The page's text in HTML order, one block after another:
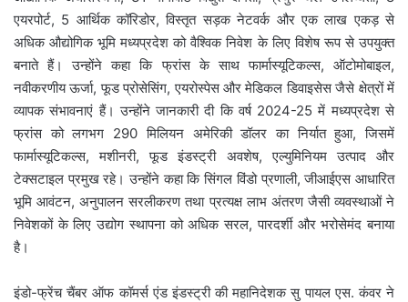
एयरपोर्ट, 5 आर्थिक कॉरिडोर, विस्तृत सड़क नेटवर्क और एक लाख एकड़ से
अधिक औद्योगिक भूमि मध्यप्रदेश को वैश्विक निवेश के लिए विशेष रूप से उपयुक्त
बनाते हैं। उन्होंने कहा कि फ्रांस के साथ फार्मास्यूटिकल्स, ऑटोमोबाइल,
नवीकरणीय ऊर्जा, फूड प्रोसेसिंग, एयरोस्पेस और मेडिकल डिवाइसेस जैसे क्षेत्रों में
व्यापक संभावनाएं हैं। उन्होंने जानकारी दी कि वर्ष 2024-25 में मध्यप्रदेश से
फ्रांस को लगभग 290 मिलियन अमेरिकी डॉलर का निर्यात हुआ, जिसमें
फार्मास्यूटिकल्स, मशीनरी, फूड इंडस्ट्री अवशेष, एल्युमिनियम उत्पाद और
टेक्सटाइल प्रमुख रहे। उन्होंने कहा कि सिंगल विंडो प्रणाली, जीआईएस आधारित
भूमि आवंटन, अनुपालन सरलीकरण तथा प्रत्यक्ष लाभ अंतरण जैसी व्यवस्थाओं ने
निवेशकों के लिए उद्योग स्थापना को अधिक सरल, पारदर्शी और भरोसेमंद बनाया
है।
इंडो-फ्रेंच चैंबर ऑफ कॉमर्स एंड इंडस्ट्री की महानिदेशक सु पायल एस. कंवर ने